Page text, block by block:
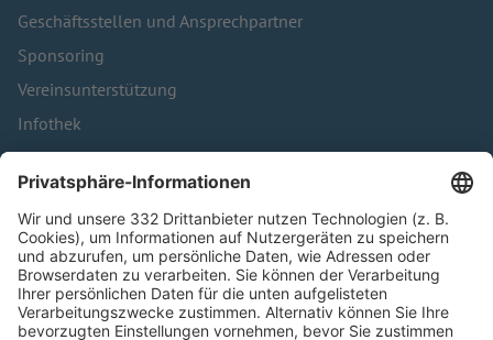
Geschäftsstellen und Ansprechpartner
Sponsoring
Vereinsunterstützung
Infothek
Kontakt
HÄUFIG BESUCHTE SEITEN
Pässe und Vereinswechsel
Trainerausbildung
Schulungsangebot Vereinsmitarbeiter